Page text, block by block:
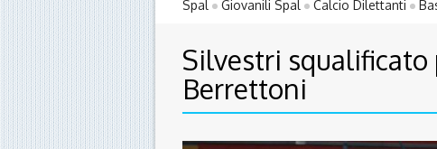
Spal Giovanili Spal Calcio Dilettanti
Silvestri squalificato
Berrettoni